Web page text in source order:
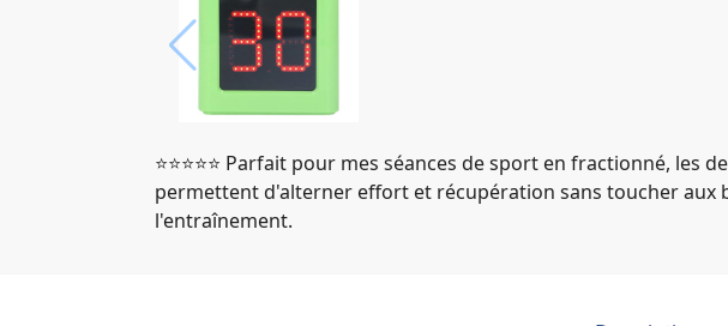
⭐️⭐️⭐️⭐️⭐️ Parfait pour mes séances de sport en fractionné, les
permettent d'alterner effort et récupération sans toucher aux
l'entraînement.